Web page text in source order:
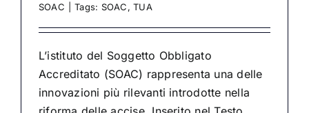
SOAC
Tags: SOAC,TUA
L’istituto del Soggetto Obbligato
Accreditato (SOAC) rappresenta una delle
innovazioni più rilevanti introdotte nella